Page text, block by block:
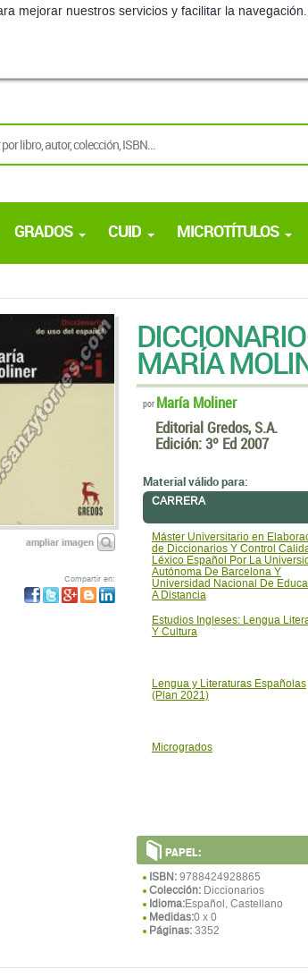
mejorar nuestros servicios y facilitar la
GRADOS CUID MICROTÍTULOS
MARÍA
ampliar imagen
Compartir en:
por María Moliner
Editorial Gredos, S.A.
Edición:3º Ed 2007
Material válido para:
CARRERA
Máster Universitario en
de Diccionarios Y Control
Léxico Español Por La
Autónoma De Barcelona Y
Universidad Nacional De
A Distancia
Estudios Ingleses: Lengua
Y Cultura
Lengua y Literaturas Españolas
(Plan 2021)
Microgrados
PAPEL:
ISBN:9788424928865
Colección:Diccionarios
Idioma:Español, Castellano
Medidas:0 x 0
Páginas:3352